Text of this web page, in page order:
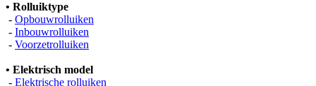
• Rolluiktype
- Opbouwrolluiken
- Inbouwrolluiken
- Voorzetrolluiken
• Elektrisch model
- Elektrische rolluiken